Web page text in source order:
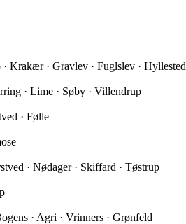
Krakær · Gravlev · Fuglslev · Hyllested
· Lime · Søby · Villendrup
· Følle
· Nødager · Skiffard · Tøstrup
· Agri · Vrinners · Grønfeld